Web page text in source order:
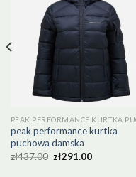
peak performance kurtka
puchowa damska
zł437.00 zł291.00